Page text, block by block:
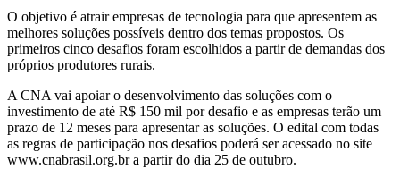
O objetivo é atrair empresas de tecnologia para que apresentem as
melhores soluções possíveis dentro dos temas propostos. Os
primeiros cinco desafios foram escolhidos a partir de demandas dos
próprios produtores rurais.
A CNA vai apoiar o desenvolvimento das soluções com o
investimento de até R$ 150 mil por desafio e as empresas terão um
prazo de 12 meses para apresentar as soluções. O edital com todas
as regras de participação nos desafios poderá ser acessado no site
www.cnabrasil.org.br a partir do dia 25 de outubro.